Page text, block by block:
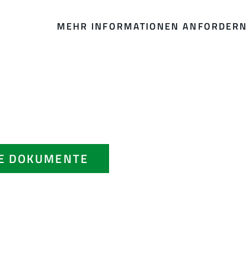
MEHR INFORMATIONEN ANFORDERN
DOKUMENTE